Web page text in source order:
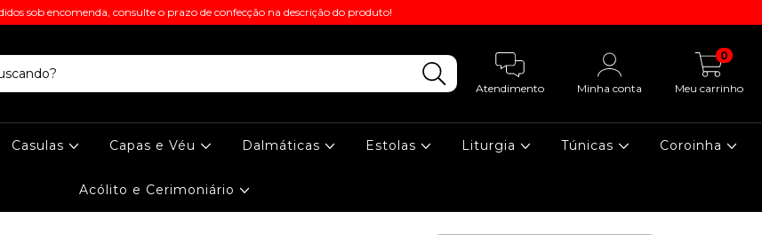
sob encomenda, consulte o prazo de confecção na descrição do produto!
Atendimento Minha conta Meu carrinho
0
Casulas Capas e Véu Dalmáticas Estolas Liturgia Túnicas Coroinha
Acólito e Cerimoniário